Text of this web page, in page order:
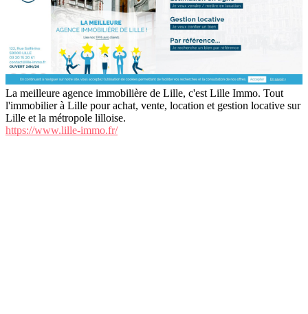
La meilleure agence immobilière de Lille, c'est Lille Immo. Tout
l'immobilier à Lille pour achat, vente, location et gestion locative sur
Lille et la métropole lilloise.
https://www.lille-immo.fr/